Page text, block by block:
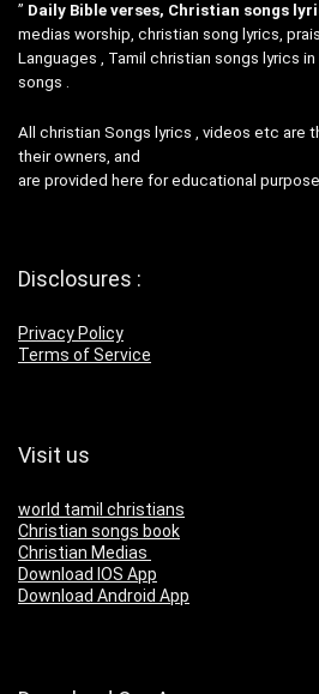
” Daily Bible verses, Christian songs
medias worship, christian song lyrics,
Languages , Tamil christian songs lyrics in
songs .
All christian Songs lyrics , videos etc are
their owners, and
are provided here for educational
Disclosures :
Privacy Policy
Terms of Service
Visit us
world tamil christians
Christian songs book
Christian Medias
Download IOS App
Download Android App